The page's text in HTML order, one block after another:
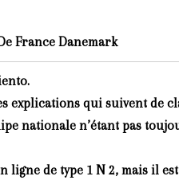
France Danemark
explications qui suivent de
nationale n’étant pas
ligne de type 1 N 2, mais il